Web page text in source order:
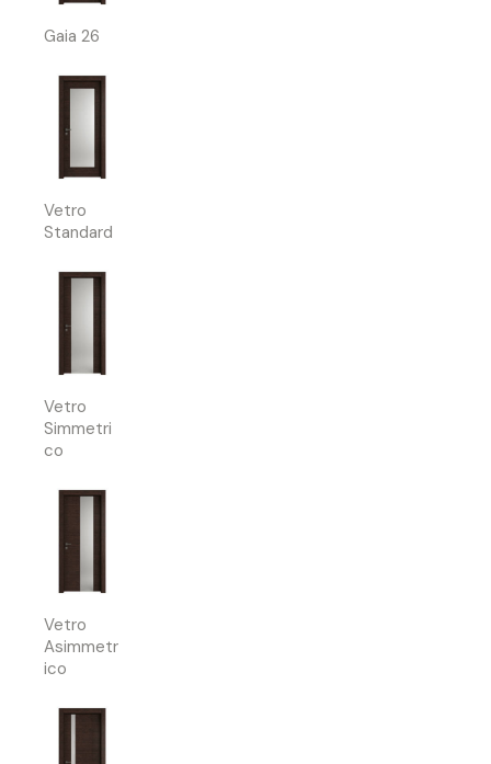
Gaia 26
Vetro
Standard
Vetro
Simmetri
co
Vetro
Asimmetr
ico